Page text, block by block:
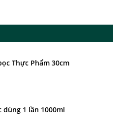
Thực Phẩm 30cm
dùng 1 lần 1000ml